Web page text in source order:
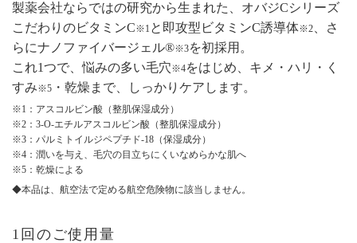
製薬会社ならではの研究から生まれた、オバジCシリーズ
こだわりのビタミンC※1 と即攻型ビタミンC誘導体※2
、さ
らにナノファイバージェル®※3を初採用。
これ1つで、悩みの多い毛穴※4をはじめ、キメ・ハリ・く
すみ※5 ・乾燥まで、しっかりケアします。
※1：アスコルビン酸（整肌保湿成分）
※2：3-O-エチルアスコルビン酸（整肌保湿成分）
※3：パルミトイルジペプチド‐18（保湿成分）
※4：潤いを与え、毛穴の目立ちにくいなめらかな肌へ
※5：乾燥による
◆本品は、航空法で定める航空危険物に該当しません。
1回のご使用量